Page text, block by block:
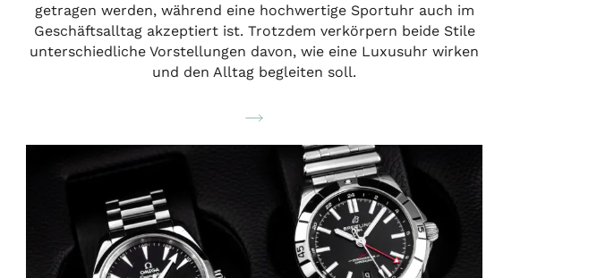
getragen werden, während eine hochwertige Sportuhr auch im
Geschäftsalltag akzeptiert ist. Trotzdem verkörpern beide Stile
unterschiedliche Vorstellungen davon, wie eine Luxusuhr wirken
und den Alltag begleiten soll.